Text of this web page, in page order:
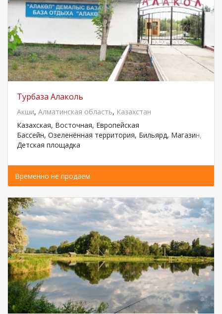
Турбаза Алаколь
Акши, Алматинская область, Казахстан
Казахская, Восточная, Европейская
Бассейн, Озеленённая территория, Бильярд, Магазин,
Детская площадка
Временно не продаем